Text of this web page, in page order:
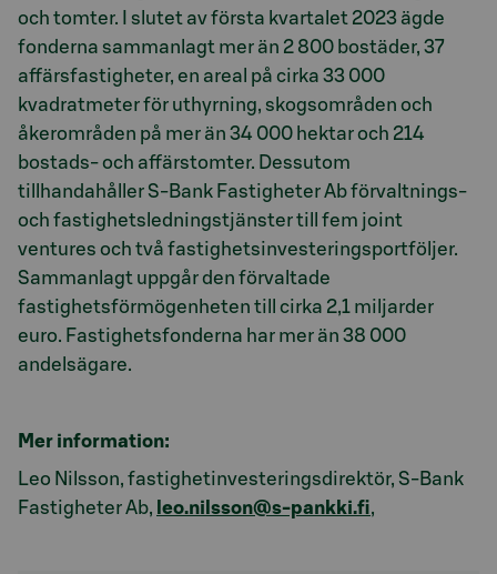
och tomter. I slutet av första kvartalet 2023 ägde
fonderna sammanlagt mer än 2 800 bostäder, 37
affärsfastigheter, en areal på cirka 33 000
kvadratmeter för uthyrning, skogsområden och
åkerområden på mer än 34 000 hektar och 214
bostads- och affärstomter. Dessutom
tillhandahåller S-Bank Fastigheter Ab förvaltnings-
och fastighetsledningstjänster till fem joint
ventures och två fastighetsinvesteringsportföljer.
Sammanlagt uppgår den förvaltade
fastighetsförmögenheten till cirka 2,1 miljarder
euro. Fastighetsfonderna har mer än 38 000
andelsägare.
Mer information:
Leo Nilsson, fastighetinvesteringsdirektör, S-Bank
Fastigheter Ab, leo.nilsson@s-pankki.fi,